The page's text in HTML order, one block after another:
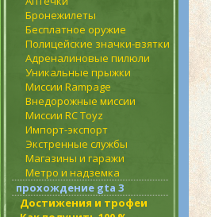
Бронежилеты
Бесплатное оружие
Полицейские значки-взятки
Адреналиновые пилюли
Уникальные прыжки
Миссии Rampage
Внедорожные миссии
Миссии RC Toyz
Импорт-экспорт
Экстренные службы
Магазины и гаражи
Метро и надземка
прохождение gta 3
Достижения и трофеи